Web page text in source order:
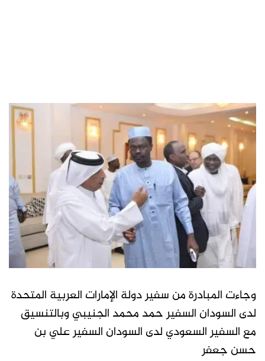
وجاءت المبادرة من سفير دولة الإمارات العربية المتحدة
لدى السودان السفير حمد محمد الجنيبي وبالتنسيق
مع السفير السعودي لدى السودان السفير علي بن
حسن جعفر